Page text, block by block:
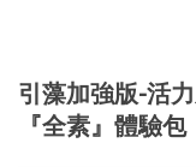
引藻加強版-活
『全素』體驗包